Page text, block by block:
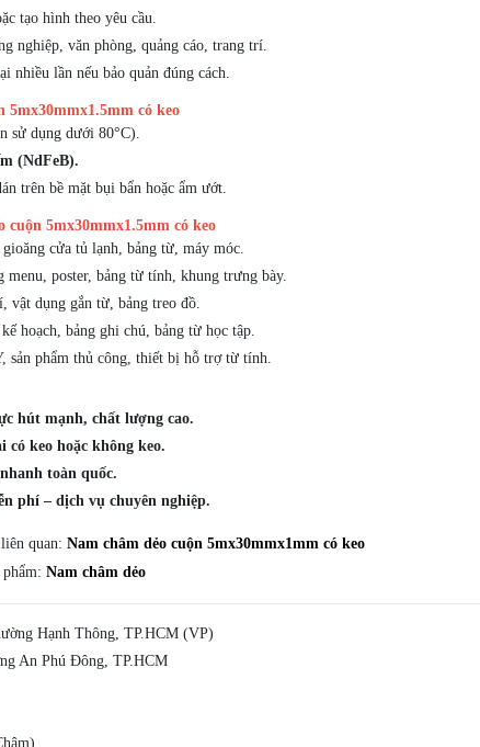
tạo hình theo yêu cầu.
nghiệp, văn phòng, quảng cáo, trang trí.
nhiều lần nếu bảo quản đúng cách.
5mx30mmx1.5mm có keo
sử dụng dưới 80°C).
(NdFeB).
trên bề mặt bụi bẩn hoặc ẩm ướt.
cuộn 5mx30mmx1.5mm có keo
cửa tủ lạnh, bảng từ, máy móc.
menu, poster, bảng từ tính, khung trưng bày.
vật dụng gắn từ, bảng treo đồ.
hoạch, bảng ghi chú, bảng từ học tập.
sản phẩm thủ công, thiết bị hỗ trợ từ tính.
hút mạnh, chất lượng cao.
keo hoặc không keo.
toàn quốc.
phí – dịch vụ chuyên nghiệp.
quan: Nam châm dẻo cuộn 5mx30mmx1mm có keo
Nam châm dẻo
Hạnh Thông, TP.HCM (VP)
An Phú Đông, TP.HCM